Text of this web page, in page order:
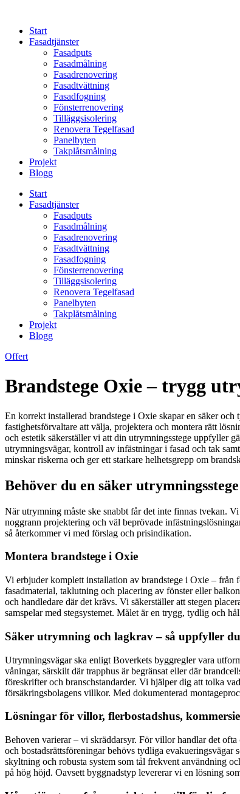
contentStart
Fasadtjänster
Fasadputs
Fasadmålning
Fasadrenovering
Fasadtvättning
Fasadfogning
Fönsterrenovering
Tilläggsisolering
Renovera Tegelfasad
Panelbyten
Takplåtsmålning
Projekt
Blogg
Start
Fasadtjänster
Fasadputs
Fasadmålning
Fasadrenovering
Fasadtvättning
Fasadfogning
Fönsterrenovering
Tilläggsisolering
Renovera Tegelfasad
Panelbyten
Takplåtsmålning
Projekt
Blogg
Offert
Brandstege Oxie – trygg
En korrekt installerad brandstege i Oxie skapar en säker
fastighetsförvaltare att välja, projektera och montera rätt
och estetik säkerställer vi att din utrymningsstege uppfyller
utrymningsvägar, kontroll av infästningar i fasad och tak
minskar riskerna och ger ett starkare helhetsgrepp om
Behöver du en säker
När utrymning måste ske snabbt får det inte finnas tvekan.
noggrann projektering och väl beprövade
så återkommer vi med förslag och prisindikation.
Montera brandstege i Oxie
Vi erbjuder komplett installation av brandstege i Oxie – från
fasadmaterial, taklutning och placering av fönster eller
och handledare där det krävs. Vi säkerställer att stegen
samspelar med stegsystemet. Målet är en trygg, tydlig och
Säker utrymning och lagkrav – så uppfyller
Utrymningsvägar ska enligt Boverkets byggregler vara
våningar, särskilt där trapphus är begränsat eller där
föreskrifter och branschstandarder. Vi hjälper dig att tolka
försäkringsbolagens villkor. Med dokumenterad
Lösningar för villor, flerbostadshus,
Behoven varierar – vi skräddarsyr. För villor handlar det
och bostadsrättsföreningar behövs tydliga evakueringsvägar
skyltning och robusta system som tål frekvent användning
på hög höjd. Oavsett byggnadstyp levererar vi en lösning